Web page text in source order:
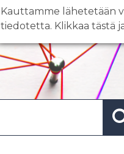
Kauttamme lähetetään
tiedotetta. Klikkaa tästä